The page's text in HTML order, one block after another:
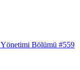
Bölümü #559